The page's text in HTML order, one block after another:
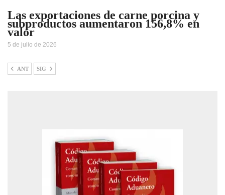
Las exportaciones de carne porcina y
subproductos aumentaron 156,8% en
valor
5 de julio de 2026
ANT SIG